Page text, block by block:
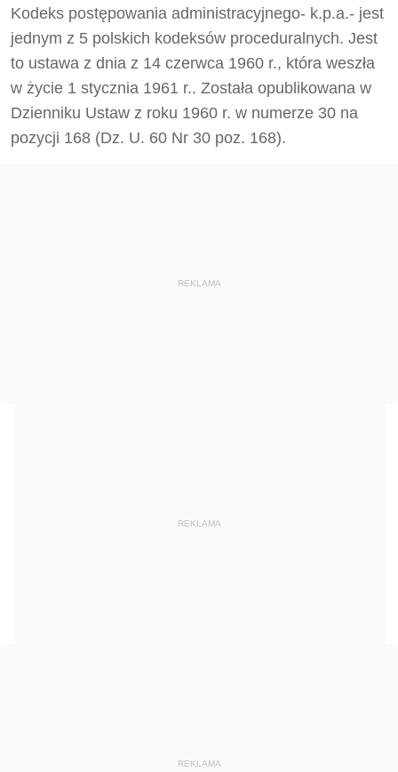
Kodeks postępowania administracyjnego- k.p.a.- jest
jednym z 5 polskich kodeksów proceduralnych. Jest
to ustawa z dnia z 14 czerwca 1960 r., która weszła
w życie 1 stycznia 1961 r.. Została opublikowana w
Dzienniku Ustaw z roku 1960 r. w numerze 30 na
pozycji 168 (Dz. U. 60 Nr 30 poz. 168).
REKLAMA
REKLAMA
REKLAMA